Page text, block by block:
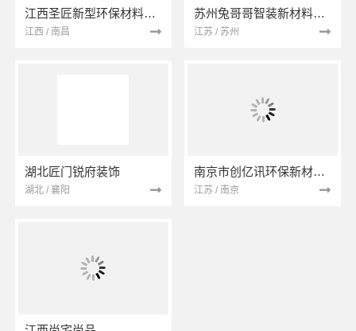
江西圣匠新型环保材料有限公司
江西 / 南昌
苏州兔哥哥智装新材料有限公司
江苏 / 苏州
湖北匠门锐府装饰
湖北 / 襄阳
南京市创亿讯环保新材料有限公司
江苏 / 南京